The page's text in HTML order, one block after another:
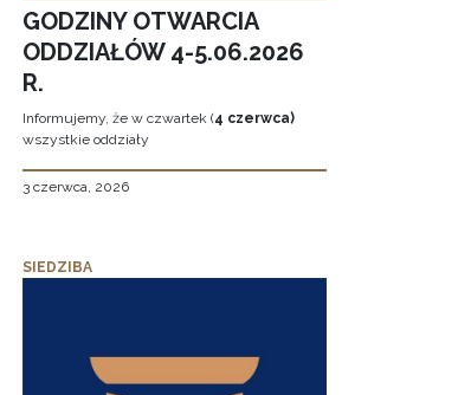
GODZINY OTWARCIA
ODDZIAŁÓW 4-5.06.2026
R.
Informujemy, że w czwartek (4 czerwca)
wszystkie oddziały
3 czerwca, 2026
SIEDZIBA